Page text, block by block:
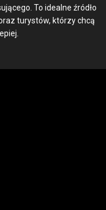
To idealne źródło
turystów, którzy chcą